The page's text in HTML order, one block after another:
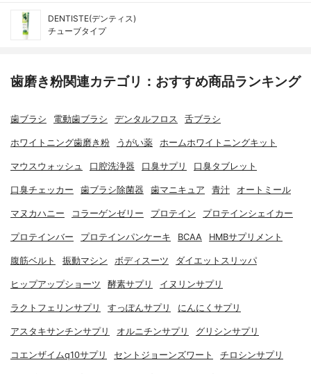
DENTISTE(デンティス)
チューブタイプ
歯磨き粉関連カテゴリ：おすすめ商品ランキング
歯ブラシ 電動歯ブラシ デンタルフロス 舌ブラシ
ホワイトニング歯磨き粉 うがい薬 ホームホワイトニングキット
マウスウォッシュ 口腔洗浄器 口臭サプリ 口臭タブレット
口臭チェッカー 歯ブラシ除菌器 歯マニキュア 青汁 オートミール
マヌカハニー コラーゲンゼリー プロテイン プロテインシェイカー
プロテインバー プロテインパンケーキ BCAA HMBサプリメント
腹筋ベルト 振動マシン ボディスーツ ダイエットスリッパ
ヒップアップショーツ 酵素サプリ イヌリンサプリ
ラクトフェリンサプリ すっぽんサプリ にんにくサプリ
アスタキサンチンサプリ オルニチンサプリ グリシンサプリ
コエンザイムq10サプリ セントジョーンズワート チロシンサプリ